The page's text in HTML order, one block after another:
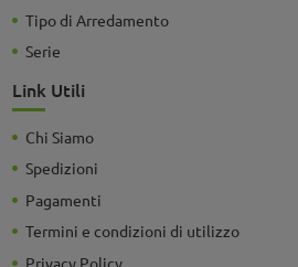
Tipo di Arredamento
Serie
Link Utili
Chi Siamo
Spedizioni
Pagamenti
Termini e condizioni di utilizzo
Privacy Policy